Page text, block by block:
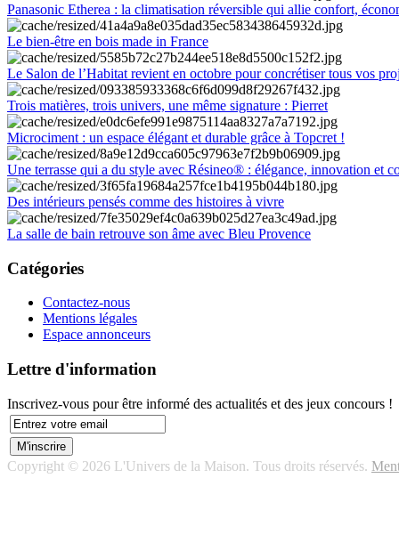
Panasonic Etherea : la climatisation réversible qui allie confort,
Le bien-être en bois made in France
Le Salon de l’Habitat revient en octobre pour concrétiser tous vos
Trois matières, trois univers, une même signature : Pierret
Microciment : un espace élégant et durable grâce à Topcret !
Une terrasse qui a du style avec Résineo® : élégance, innovation et
Des intérieurs pensés comme des histoires à vivre
La salle de bain retrouve son âme avec Bleu Provence
Catégories
Contactez-nous
Mentions légales
Espace annonceurs
Lettre d'information
Inscrivez-vous pour être informé des actualités et des jeux concours !
Copyright © 2026 L'Univers de la Maison. Tous droits réservés.